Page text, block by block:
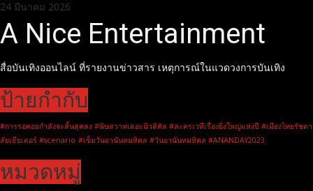
Skip
to
content
24 มีนาคม 2026
A Nice Entertainment
สื่อบันเทิงออนไลน์ ที่รายงานข่าวสาร เหตุการณ์ในแวดวงการบันเทิง
ป้ายกำกับ
#การรอคอยกำลังจะสิ้นสุดลง #พิษสวาทเดอะมิวสิคัล #ละครเวทีเรื่องยิ่งใหญ่แห่งปี #เมืองไทยรัชดา
ลัยเธียเตอร์ #scenario #เข็มวันอานันทมหิดล #วันอานันทมหิดล #ANANDAY2023
หมวดหมู่